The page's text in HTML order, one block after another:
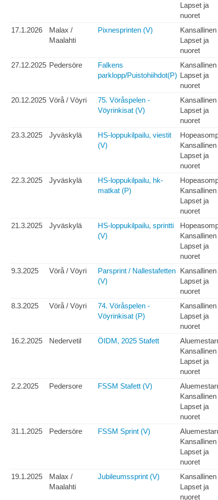
Lapset ja
nuoret
17.1.2026
Malax /
Maalahti
Pixnesprinten (V)
Kansallinen
Lapset ja
nuoret
27.12.2025 Pedersöre
Falkens
parklopp/Puistohiihdot(P)
Kansallinen
Lapset ja
nuoret
20.12.2025 Vörå / Vöyri
75. Vöråspelen -
Vöyrinkisat (V)
Kansallinen
Lapset ja
nuoret
23.3.2025
Jyväskylä
HS-loppukilpailu, viestit
(V)
Kansallinen
Lapset ja
nuoret
22.3.2025
Jyväskylä
HS-loppukilpailu, hk-
matkat (P)
Kansallinen
Lapset ja
nuoret
21.3.2025
Jyväskylä
HS-loppukilpailu, sprintti
(V)
Kansallinen
Lapset ja
nuoret
9.3.2025
Vörå / Vöyri
Parsprint / Nallestafetten
(V)
Kansallinen
Lapset ja
nuoret
8.3.2025
Vörå / Vöyri
74. Vöråspelen -
Vöyrinkisat (P)
Kansallinen
Lapset ja
nuoret
16.2.2025
Nedervetil ÖIDM, 2025 Stafett
Kansallinen
Lapset ja
nuoret
2.2.2025
Pedersore FSSM Stafett (V)
Kansallinen
Lapset ja
nuoret
31.1.2025
Pedersöre FSSM Sprint (V)
Kansallinen
Lapset ja
nuoret
19.1.2025
Malax /
Maalahti
Jubileumssprint (V)
Kansallinen
Lapset ja
nuoret